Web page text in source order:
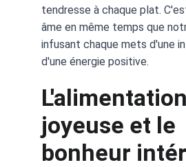
tendresse à chaque plat.
âme en même temps que
infusant chaque mets d'une
d'une énergie positive.
L'alimentation
joyeuse et le
bonheur